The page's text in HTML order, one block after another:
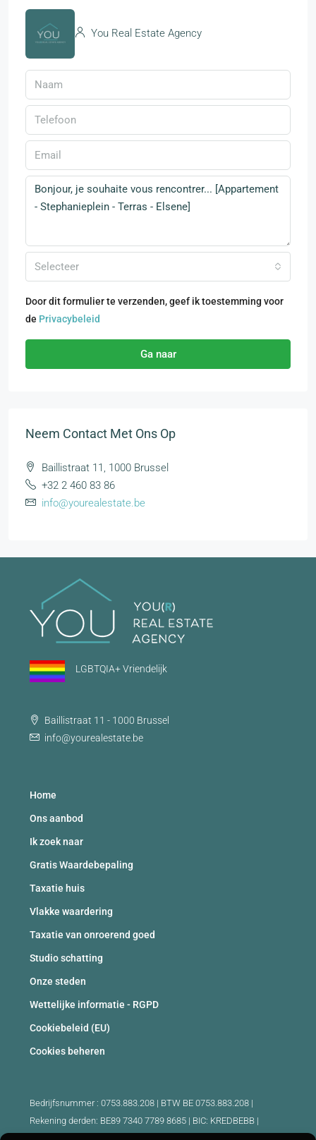
You Real Estate Agency
Selecteer
Door dit formulier te verzenden, geef ik toestemming voor
de Privacybeleid
Ga naar
Neem Contact Met Ons Op
Baillistraat 11, 1000 Brussel
+32 2 460 83 86
info@yourealestate.be
LGBTQIA+ Vriendelijk
Baillistraat 11 - 1000 Brussel
info@yourealestate.be
Home
Ons aanbod
Ik zoek naar
Gratis Waardebepaling
Taxatie huis
Vlakke waardering
Taxatie van onroerend goed
Studio schatting
Onze steden
Wettelijke informatie - RGPD
Cookiebeleid (EU)
Cookies beheren
Bedrijfsnummer : 0753.883.208 | BTW BE 0753.883.208 |
Rekening derden: BE89 7340 7789 8685 | BIC: KREDBEBB |